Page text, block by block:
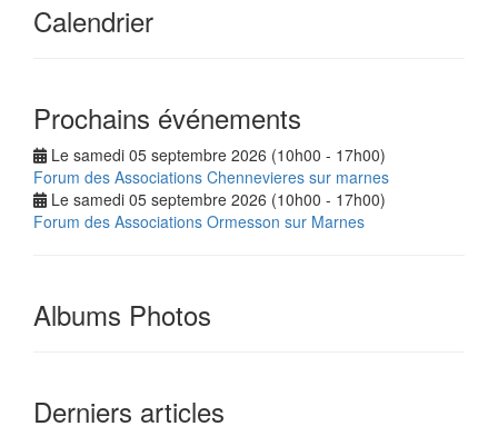
Calendrier
Prochains événements
Le samedi 05 septembre 2026 (10h00 - 17h00)
Forum des Associations Chennevieres sur marnes
Le samedi 05 septembre 2026 (10h00 - 17h00)
Forum des Associations Ormesson sur Marnes
Albums Photos
Derniers articles